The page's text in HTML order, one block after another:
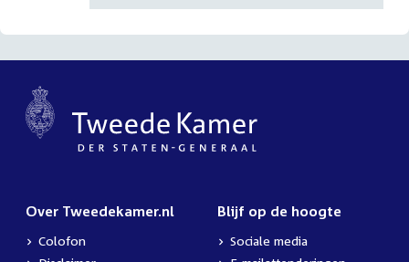
Over Tweedekamer.nl
Colofon
Blijf op de hoogte
Sociale media